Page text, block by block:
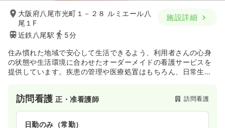
大阪府八尾市光町１－２８ ルミエール八
尾１F
近鉄八尾駅
5分
施設詳細
住み慣れた地域で安心して生活できるよう、利用者さんの心身
の状態や生活環境に合わせたオーダーメイドの看護サービスを
提供しています。疾患の管理や医療処置はもちろん、日常生活
訪問看護正・准看護師 訪問看護
日勤のみ（常勤）